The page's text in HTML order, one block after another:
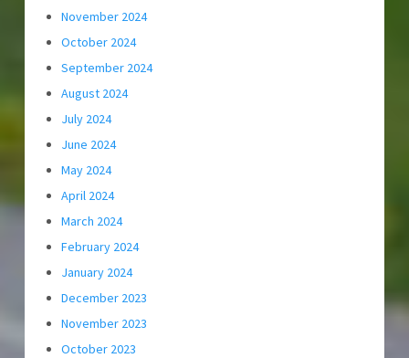
November 2024
October 2024
September 2024
August 2024
July 2024
June 2024
May 2024
April 2024
March 2024
February 2024
January 2024
December 2023
November 2023
October 2023